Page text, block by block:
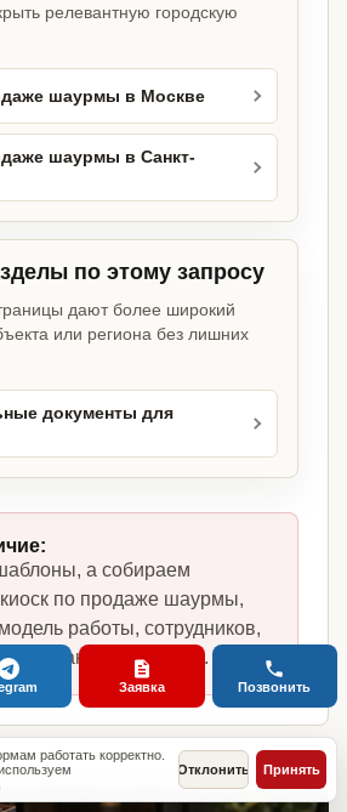
релевантную городскую
шаурмы в Москве
шаурмы в Санкт-
по этому запросу
дают более широкий
или региона без лишних
документы для
а собираем
по продаже шаурмы,
работы, сотрудников,
по России.
работать корректно.
Отклонить Принять
Заявка Позвонить